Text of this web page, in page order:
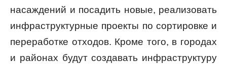
насаждений и посадить новые, реализовать
инфраструктурные проекты по сортировке и
переработке отходов. Кроме того, в городах
и районах будут создавать инфраструктуру